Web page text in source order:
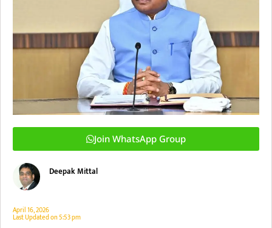
Join WhatsApp Group
Deepak Mittal
April 16, 2026
Last Updated on5:53 pm